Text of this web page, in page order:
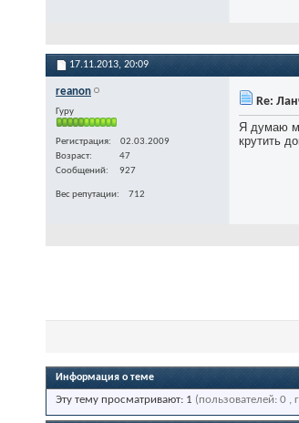
17.11.2013, 20:09
reanon
Гуру
Регистрация
02.03.2009
Возраст
47
Сообщений
927
Вес репутации 712
Re:
Я думаю
крутить
Информация о теме
Эту тему просматривают: 1 (пользователей: 0 ,